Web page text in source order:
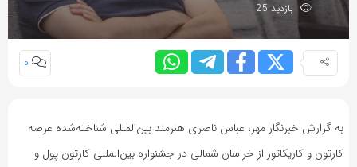
بازدید 25
0
به گزارش خبرنگار مهر، عباس ناصری هنرمند بین‌المللی شناخته‌شده عرصه
کارتون و کاریکاتور از خراسان شمالی در جشنواره بین‌المللی کارتون پول و